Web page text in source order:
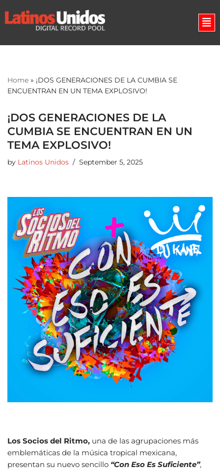
Skip
Home » ¡DOS GENERACIONES DE LA CUMBIA SE
ENCUENTRAN EN UN TEMA EXPLOSIVO!
¡DOS GENERACIONES DE LA
CUMBIA SE ENCUENTRAN EN UN
TEMA EXPLOSIVO!
by Latinos Unidos September 5, 2025
Los Socios del Ritmo, una de las agrupaciones más
emblemáticas de la música tropical mexicana,
presentan su nuevo sencillo “Con Eso Es Suficiente”,